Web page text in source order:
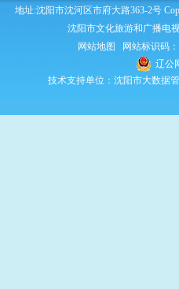
地址:沈阳市沈河区市府大路363-2号
沈阳市文化旅游和广播电
网站地图
网站标识码
辽公
技术支持单位：沈阳市大数据